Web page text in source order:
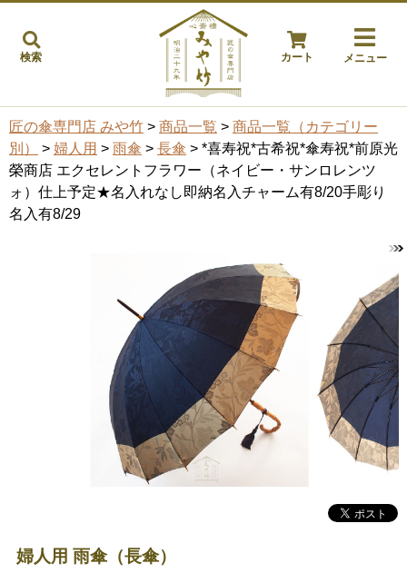
検索 カート メニュー
匠の傘専門店 みや竹 > 商品一覧 > 商品一覧（カテゴリー
別）
> 婦人用 > 雨傘 > 長傘 > *喜寿祝*古希祝*傘寿祝*前原光
榮商店 エクセレントフラワー（ネイビー・サンロレンツ
ォ）仕上予定★名入れなし即納名入チャーム有8/20手彫り
名入有8/29
婦人用 雨傘（長傘）